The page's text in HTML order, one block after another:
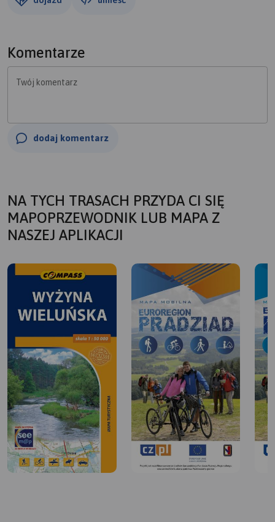
Komentarze
Twój komentarz
dodaj komentarz
NA TYCH TRASACH PRZYDA CI SIĘ
MAPOPRZEWODNIK LUB MAPA Z
NASZEJ APLIKACJI